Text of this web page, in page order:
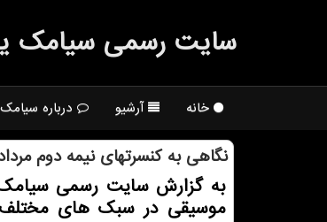
سایت رسمی سیامك
خانه آرشیو درباره
نگاهی به كنسرتهای نیمه دوم مرداد، ۷ اجرا ویژه
به گزارش سایت رسمی سیامك